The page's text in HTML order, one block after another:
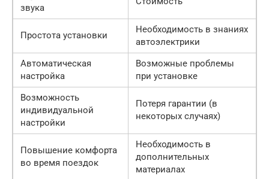
звука
Простота установки
Необходимость в знаниях
автоэлектрики
Автоматическая
настройка
Возможные проблемы
при установке
Возможность
индивидуальной
настройки
Потеря гарантии (в
некоторых случаях)
Повышение комфорта
во время поездок
Необходимость в
дополнительных
материалах